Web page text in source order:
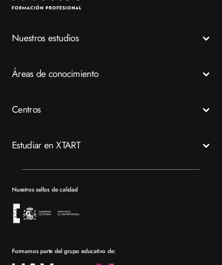
Nuestros estudios
Grados Medios
Especializaciones
Áreas de conocimiento
Emergencias
Tech
Centros
Murcia
Estudiar en XTART
Bolsa de empleo
Por qué elegir XTART
Nuestros sellos de calidad
Formamos parte del grupo educativo de: